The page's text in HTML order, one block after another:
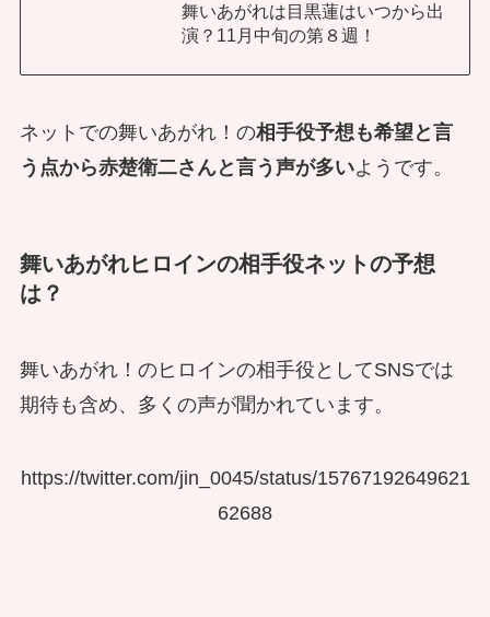
舞いあがれは目黒蓮はいつから出
演？11月中旬の第８週！
ネットでの舞いあがれ！の相手役予想も希望と言
う点から赤楚衛二さんと言う声が多いようです。
舞いあがれヒロインの相手役ネットの予想
は？
舞いあがれ！のヒロインの相手役としてSNSでは
期待も含め、多くの声が聞かれています。
https://twitter.com/jin_0045/status/15767192649621
62688